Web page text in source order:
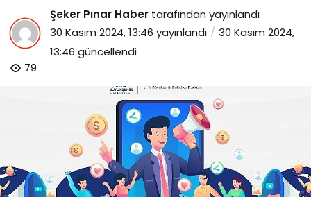
Şeker Pınar Haber tarafından yayınlandı
30 Kasım 2024, 13:46 yayınlandı
30 Kasım 2024,
13:46 güncellendi
79